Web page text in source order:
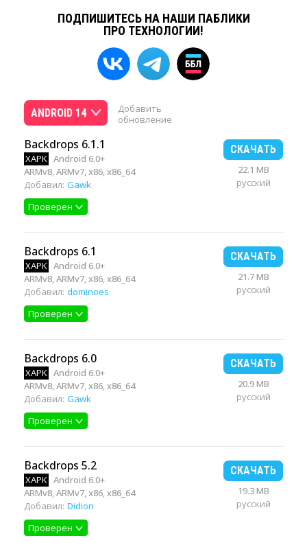
ПОДПИШИТЕСЬ НА НАШИ ПАБЛИКИ
ПРО ТЕХНОЛОГИИ!
ANDROID 14
Добавить
обновление
Backdrops 6.1.1
XAPK Android 6.0+
ARMv8, ARMv7, x86, x86_64
Добавил: Gawk
Проверен
СКАЧАТЬ
22.1 MB
русский
Backdrops 6.1
XAPK Android 6.0+
ARMv8, ARMv7, x86, x86_64
Добавил: dominoes
Проверен
СКАЧАТЬ
21.7 MB
русский
Backdrops 6.0
XAPK Android 6.0+
ARMv8, ARMv7, x86, x86_64
Добавил: Gawk
Проверен
СКАЧАТЬ
20.9 MB
русский
Backdrops 5.2
XAPK Android 6.0+
ARMv8, ARMv7, x86, x86_64
Добавил: Didion
Проверен
СКАЧАТЬ
19.3 MB
русский